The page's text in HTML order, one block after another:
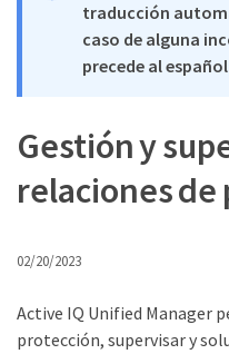
traducción
caso de alguna
precede al
Gestión y
relaciones de
02/20/2023
Active IQ Unified Manager
protección, supervisar y